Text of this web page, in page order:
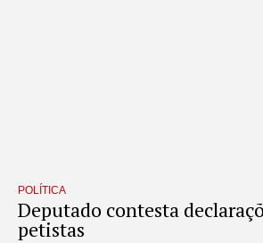
POLÍTICA
Deputado contesta
petistas